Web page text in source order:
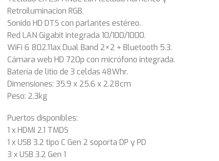
Retroiluminacion RGB.
Sonido HD DTS con parlantes estéreo.
Red LAN Gigabit integrada 10/100/1000.
WiFi 6 802.11ax Dual Band 2×2 + Bluetooth 5.3.
Cámara web HD 720p con micrófono integrada.
Batería de litio de 3 celdas 48Whr.
Dimensiones: 35.9 x 25.6 x 2.28cm
Peso: 2.3kg
Puertos disponibles:
1 x HDMI 2.1 TMDS
1 x USB 3.2 tipo C Gen 2 soporta DP y PD
3 x USB 3.2 Gen 1